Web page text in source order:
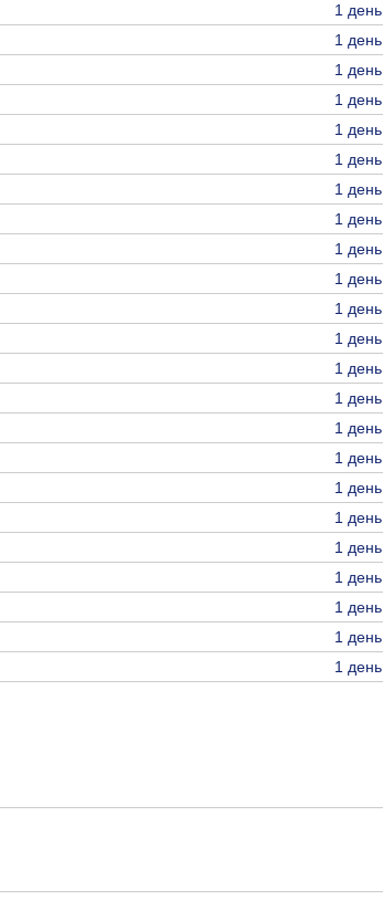
1 день
1 день
1 день
1 день
1 день
1 день
1 день
1 день
1 день
1 день
1 день
1 день
1 день
1 день
1 день
1 день
1 день
1 день
1 день
1 день
1 день
1 день
1 день